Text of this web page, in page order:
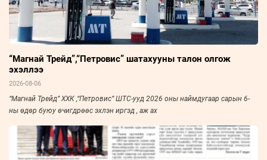
“Магнай Трейд”,“Петровис” шатахууны талон олгож
эхэллээ
2026-08-06
“Магнай Трейд” ХХК ,“Петровис” ШТС-ууд 2026 оны наймдугаар сарын 6-
ны өдөр буюу өчигдрөөс эхлэн иргэд , аж ах